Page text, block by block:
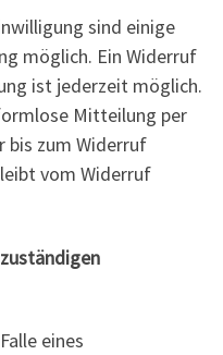
sind einige
möglich. Ein Widerruf
ist jederzeit möglich.
Mitteilung per
bis zum Widerruf
vom Widerruf
eines